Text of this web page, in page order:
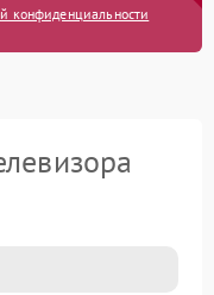
конфиденциальности